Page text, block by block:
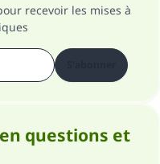
recevoir les mises à
questions et